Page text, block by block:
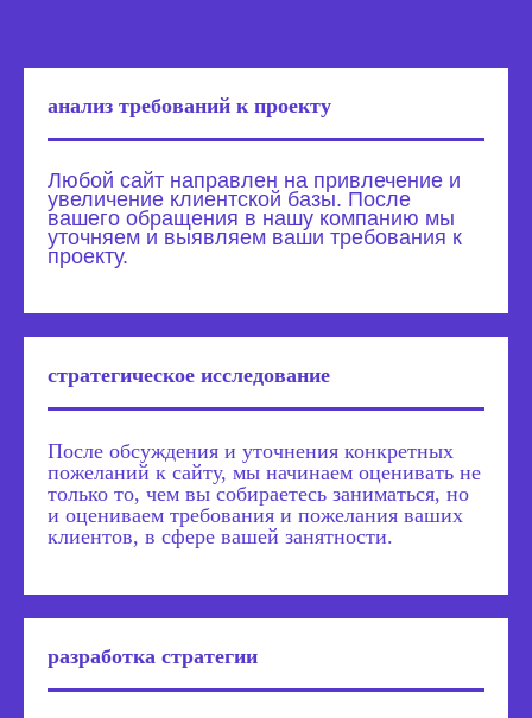
анализ требований к проекту
Любой сайт направлен на привлечение и
увеличение клиентской базы. После
вашего обращения в нашу компанию мы
уточняем и выявляем ваши требования к
проекту.
стратегическое исследование
После обсуждения и уточнения конкретных
пожеланий к сайту, мы начинаем оценивать не
только то, чем вы собираетесь заниматься, но
и оцениваем требования и пожелания ваших
клиентов, в сфере вашей занятности.
разработка стратегии